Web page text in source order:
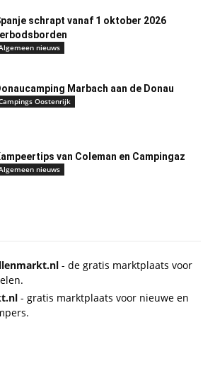
schrapt vanaf 1 oktober 2026
nieuws
Marbach aan de Donau
Oostenrijk
van Coleman en Campingaz
nieuws
- de gratis marktplaats voor
- gratis marktplaats voor nieuwe en